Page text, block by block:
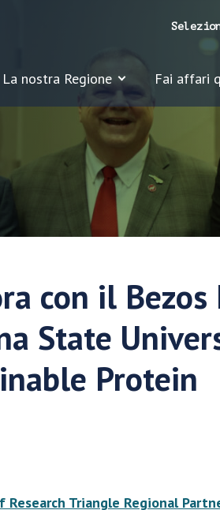
La nostra Regione Fai affari
con il Bezos
State
Protein